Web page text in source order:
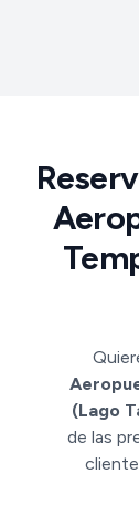
(Lago
de las